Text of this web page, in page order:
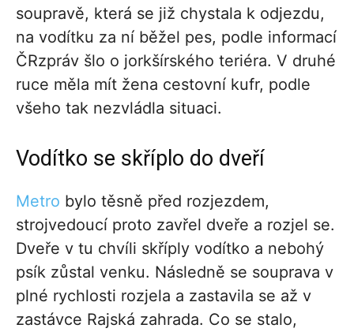
soupravě, která se již chystala k odjezdu,
na vodítku za ní běžel pes, podle informací
ČRzpráv šlo o jorkšírského teriéra. V druhé
ruce měla mít žena cestovní kufr, podle
všeho tak nezvládla situaci.
Vodítko se skříplo do dveří
Metro bylo těsně před rozjezdem,
strojvedoucí proto zavřel dveře a rozjel se.
Dveře v tu chvíli skříply vodítko a nebohý
psík zůstal venku. Následně se souprava v
plné rychlosti rozjela a zastavila se až v
zastávce Rajská zahrada. Co se stalo,